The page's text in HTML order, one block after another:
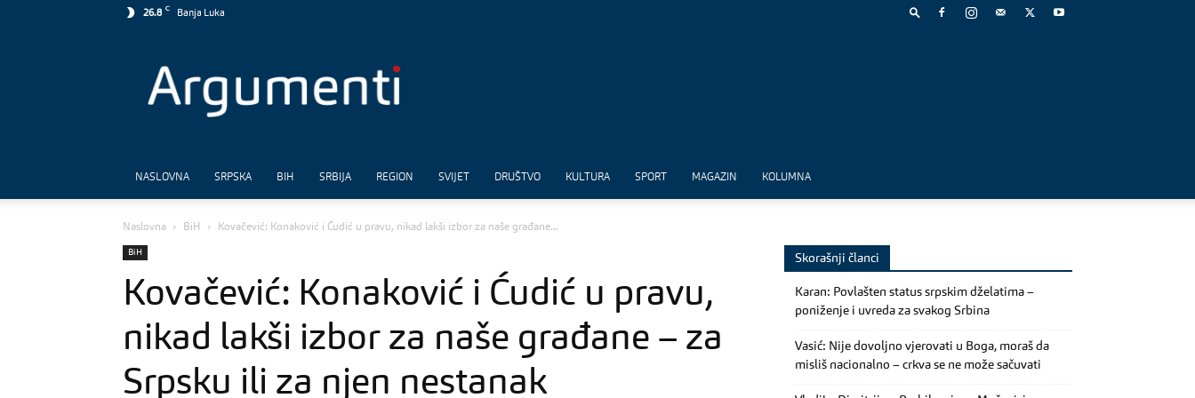
26.8
C
Banja Luka
NASLOVNA SRPSKA BIH SRBIJA REGION SVIJET DRUŠTVO KULTURA SPORT MAGAZIN KOLUMNA
Naslovna BiH Kovačević: Konaković i Ćudić u pravu, nikad lakši izbor za naše građane...
BiH
Kovačević: Konaković i Ćudić u pravu,
nikad lakši izbor za naše građane – za
Srpsku ili za njen nestanak
Skorašnji članci
Karan: Povlašten status srpskim dželatima –
poniženje i uvreda za svakog Srbina
Vasić: Nije dovoljno vjerovati u Boga, moraš da
misliš nacionalno – crkva se ne može sačuvati